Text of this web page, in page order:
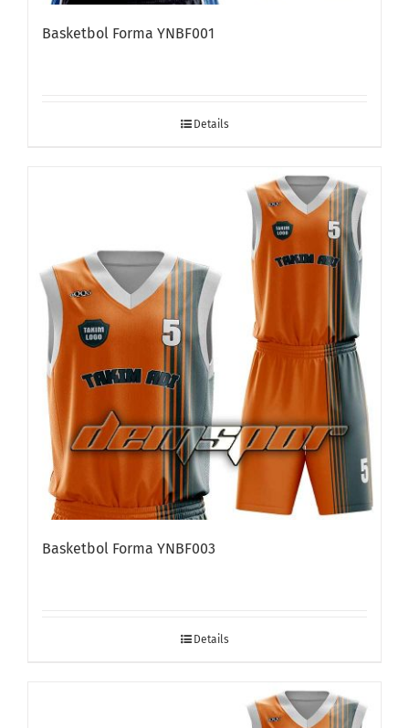
Basketbol Forma YNBF001
Details
Basketbol Forma YNBF003
Details